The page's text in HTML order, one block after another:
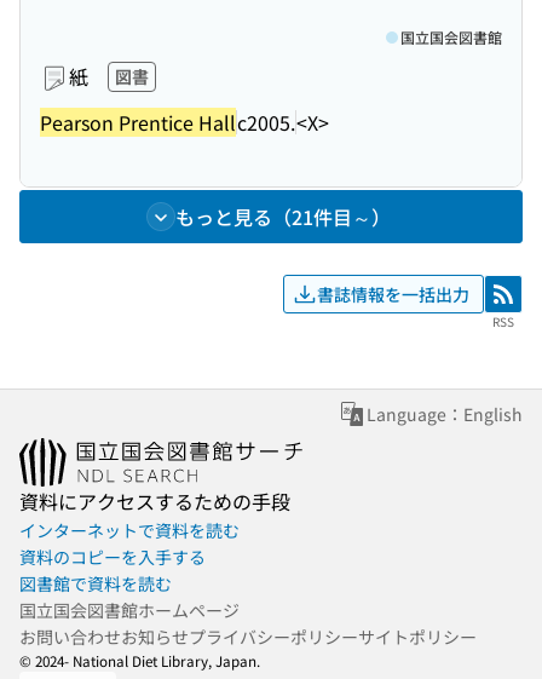
紙 図書
Pearson Prentice Hallc2005.<X>
国立国会図書館
もっと見る（21件目～）
書誌情報を一括出力 RSS
RSS
Language：English
資料にアクセスするための手段
インターネットで資料を読む
資料のコピーを入手する
図書館で資料を読む
国立国会図書館ホームページ
お問い合わせお知らせプライバシーポリシーサイトポリシー
© 2024- National Diet Library, Japan.